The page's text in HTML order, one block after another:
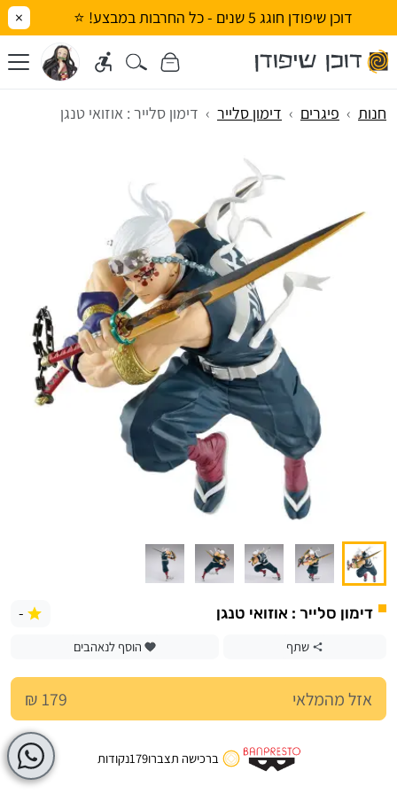
דוכן שיפודן חוגג 5 שנים - כל החרבות במבצע! ⭐ ×
חנות פיגרים דימון סלייר דימון סלייר : אוזואי טנגן
דימון סלייר : אוזואי טנגן -
שתף הוסף לנאהבים
אזל מהמלאי 179 ₪
ברכישה תצברו179נקודות